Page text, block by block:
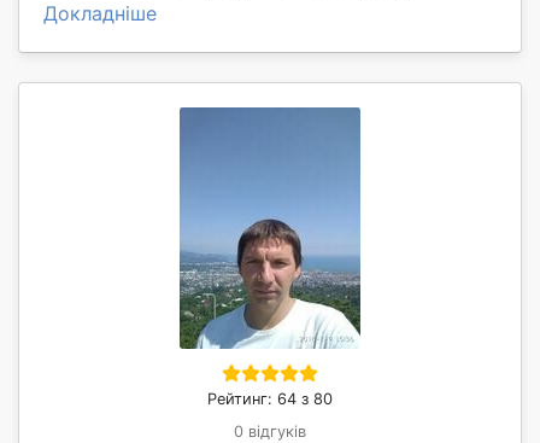
Докладніше
Рейтинг: 64 з 80
0 відгуків